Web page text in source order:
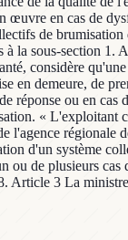
en cas de
de
la sous-section
considère
en demeure, de
réponse ou en
« L'exploitant
l'agence
d'un système
ou de plusieurs
3 La